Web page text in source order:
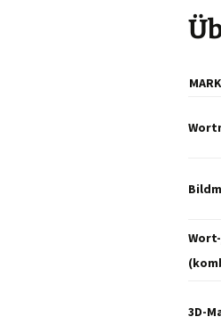
Stellenangebot
Auszubildende
3D-